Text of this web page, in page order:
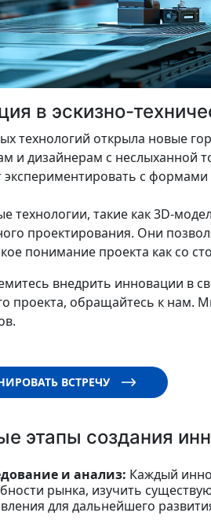
в эскизно-
технологий открыла новые
и дизайнерам с неслыханной
экспериментировать с
технологии, такие как 3D-
проектирования. Они
понимание проекта как со
внедрить инновации в
проекта, обращайтесь к
ВСТРЕЧУ
этапы создания
и анализ: Каждый
рынка, изучить
для дальнейшего